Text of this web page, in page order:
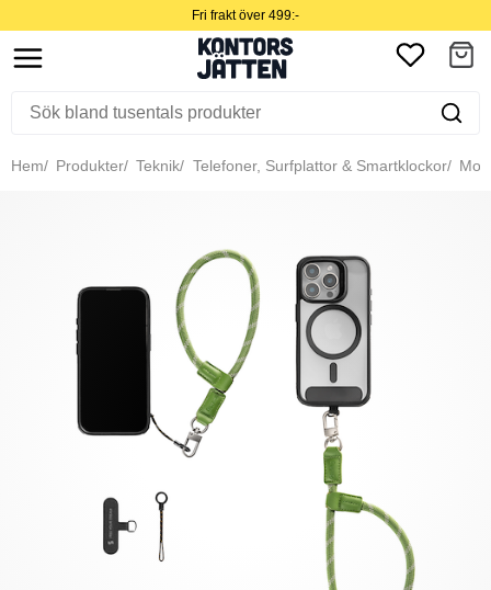
Fri frakt över 499:-
Hem Produkter Teknik Telefoner, Surfplattor & Smartklockor